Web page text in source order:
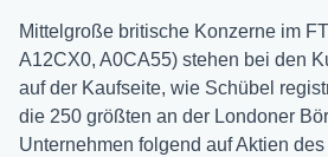
Mittelgroße britische Konzerne im
A12CX0, A0CA55) stehen bei den
auf der Kaufseite, wie Schübel
die 250 größten an der Londoner
Unternehmen folgend auf Aktien